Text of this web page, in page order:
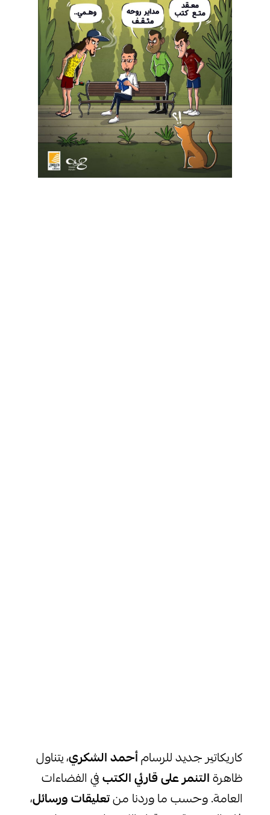
كاريكاتير جديد للرسامأحمد الشكري، يتناول
ظاهرةالتنمر على قارئي الكتبفي الفضاءات
العامة. وحسب ما وردنا منتعليقات ورسائل،